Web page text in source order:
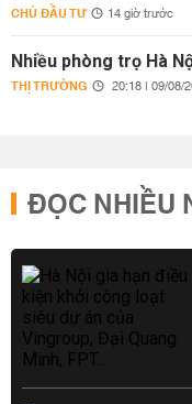
CHỦ ĐẦU TƯ 14 giờ trước
Nhiều phòng trọ Hà
THỊ TRƯỜNG 20:18 | 09/08/
ĐỌC NHIỀU